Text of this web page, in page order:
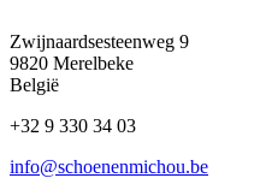
Zwijnaardsesteenweg 9
9820 Merelbeke
België
+32 9 330 34 03
info@schoenenmichou.be